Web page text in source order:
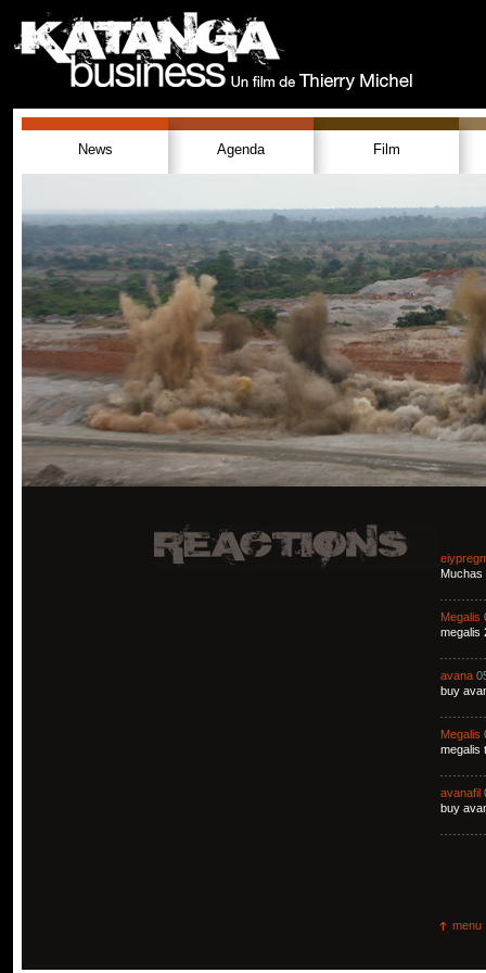
News Agenda Film
Muchas
Megalis
megalis
avana
buy
Megalis
megalis
avanafil
buy
menu